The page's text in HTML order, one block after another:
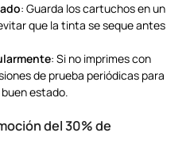
: Guarda los cartuchos en un
que la tinta se seque antes
: Si no imprimes con
de prueba periódicas para
estado.
del 30% de